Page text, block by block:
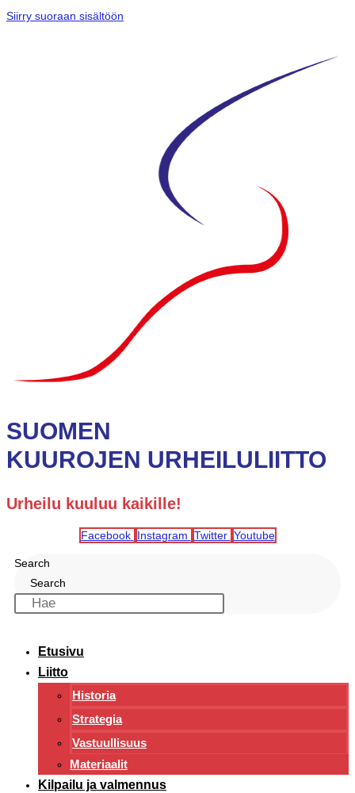
Siirry suoraan sisältöön
SUOMEN
KUUROJEN URHEILULIITTO
Urheilu kuuluu kaikille!
Facebook Instagram Twitter Youtube
Search
Search
Etusivu
Liitto
Historia
Strategia
Vastuullisuus
Materiaalit
Kilpailu ja valmennus